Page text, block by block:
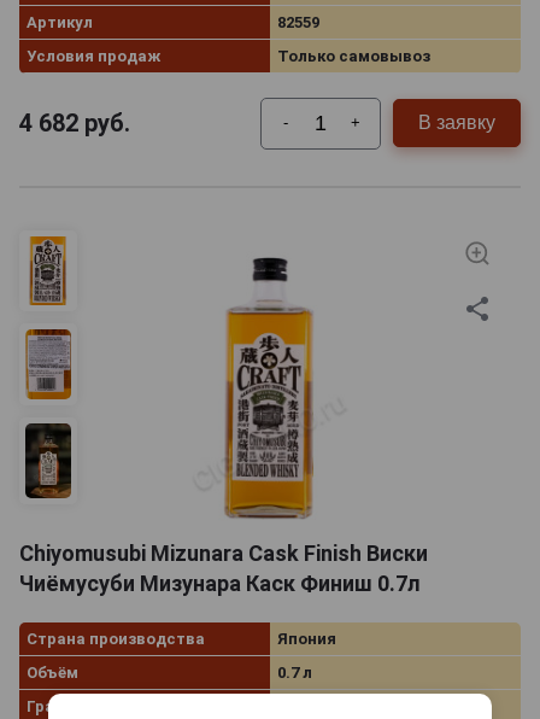
Артикул
82559
Условия продаж
Только самовывоз
4 682 руб. - + В заявку
Chiyomusubi Mizunara Cask Finish Виски
Чиёмусуби Мизунара Каск Финиш 0.7л
Страна производства
Япония
Объём
0.7 л
Градус